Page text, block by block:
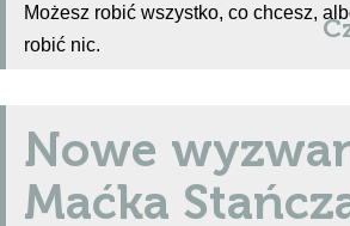
Możesz robić wszystko, co chcesz,
robić nic.
Nowe
Maćka